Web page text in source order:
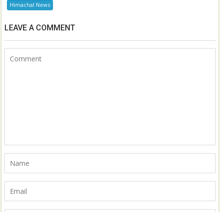
Himachal News
LEAVE A COMMENT